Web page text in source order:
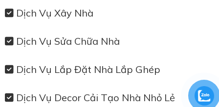
Dịch Vụ Xây Nhà
Dịch Vụ Sửa Chữa Nhà
Dịch Vụ Lắp Đặt Nhà Lắp Ghép
Dịch Vụ Decor Cải Tạo Nhà Nhỏ Lẻ